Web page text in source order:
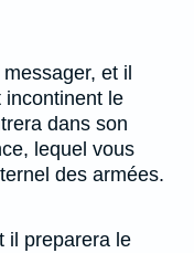
et il
incontinent le
dans son
lequel vous
des armées.
il preparera le